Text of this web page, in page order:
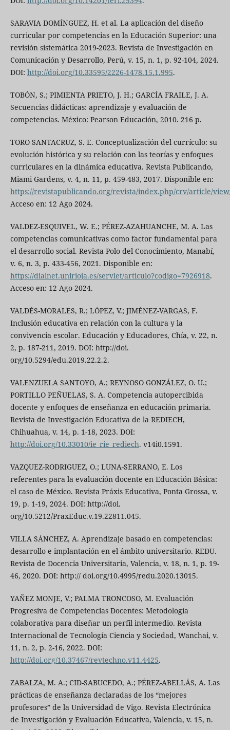
SARAVIA DOMÍNGUEZ, H. et al. La aplicación del diseño
curricular por competencias en la Educación Superior: una
revisión sistemática 2019-2023. Revista de Investigación en
Comunicación y Desarrollo, Perú, v. 15, n. 1, p. 92-104, 2024.
DOI: http://doi.org/10.33595/2226-1478.15.1.995.
TOBÓN, S.; PIMIENTA PRIETO, J. H.; GARCÍA FRAILE, J. A.
Secuencias didácticas: aprendizaje y evaluación de
competencias. México: Pearson Educación, 2010. 216 p.
TORO SANTACRUZ, S. E. Conceptualización del currículo: su
evolución histórica y su relación con las teorías y enfoques
curriculares en la dinámica educativa. Revista Publicando,
Miami Gardens, v. 4, n. 11, p. 459-483, 2017. Disponible en:
https://revistapublicando.org/revista/index.php/crv/article/
Acceso en: 12 Ago 2024.
VALDEZ-ESQUIVEL, W. E.; PÉREZ-AZAHUANCHE, M. A. Las
competencias comunicativas como factor fundamental para
el desarrollo social. Revista Polo del Conocimiento, Manabí,
v. 6, n. 3, p. 433-456, 2021. Disponible en:
https://dialnet.unirioja.es/servlet/articulo?codigo=7926918.
Acceso en: 12 Ago 2024.
VALDÉS-MORALES, R.; LÓPEZ, V.; JIMÉNEZ-VARGAS, F.
Inclusión educativa en relación con la cultura y la
convivencia escolar. Educación y Educadores, Chía, v. 22, n.
2, p. 187-211, 2019. DOI: http://doi.
org/10.5294/edu.2019.22.2.2.
VALENZUELA SANTOYO, A.; REYNOSO GONZÁLEZ, O. U.;
PORTILLO PEÑUELAS, S. A. Competencia autopercibida
docente y enfoques de enseñanza en educación primaria.
Revista de Investigación Educativa de la REDIECH,
Chihuahua, v. 14, p. 1-18, 2023. DOI:
http://doi.org/10.33010/ie_rie_rediech. v14i0.1591.
VAZQUEZ-RODRIGUEZ, O.; LUNA-SERRANO, E. Los
referentes para la evaluación docente en Educación Básica:
el caso de México. Revista Práxis Educativa, Ponta Grossa, v.
19, p. 1-19, 2024. DOI: http://doi.
org/10.5212/PraxEduc.v.19.22811.045.
VILLA SÁNCHEZ, A. Aprendizaje basado en competencias:
desarrollo e implantación en el ámbito universitario. REDU.
Revista de Docencia Universitaria, Valencia, v. 18, n. 1, p. 19-
46, 2020. DOI: http:// doi.org/10.4995/redu.2020.13015.
YAÑEZ MONJE, V.; PALMA TRONCOSO, M. Evaluación
Progresiva de Competencias Docentes: Metodología
colaborativa para diseñar un perfil intermedio. Revista
Internacional de Tecnología Ciencia y Sociedad, Wanchai, v.
11, n. 2, p. 2-16, 2022. DOI:
http://doi.org/10.37467/revtechno.v11.4425.
ZABALZA, M. A.; CID-SABUCEDO, A.; PÉREZ-ABELLÁS, A. Las
prácticas de enseñanza declaradas de los “mejores
profesores” de la Universidad de Vigo. Revista Electrónica
de Investigación y Evaluación Educativa, Valencia, v. 15, n.